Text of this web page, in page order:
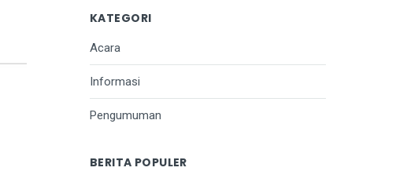
KATEGORI
Acara
Informasi
Pengumuman
BERITA POPULER